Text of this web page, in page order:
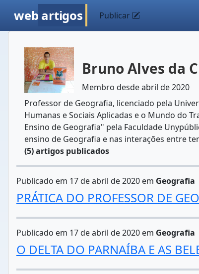
web artigos Publicar
Bruno Alves da
Membro desde abril de 2020
Professor de Geografia, licenciado pela
Humanas e Sociais Aplicadas e o Mundo do
Ensino de Geografia" pela Faculdade
ensino de Geografia e nas interações entre
(5) artigos publicados
Publicado em 17 de abril de 2020 em Geografia
PRÁTICA DO PROFESSOR DE
Publicado em 17 de abril de 2020 em Geografia
O DELTA DO PARNAÍBA E AS